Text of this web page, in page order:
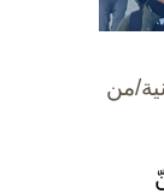
من